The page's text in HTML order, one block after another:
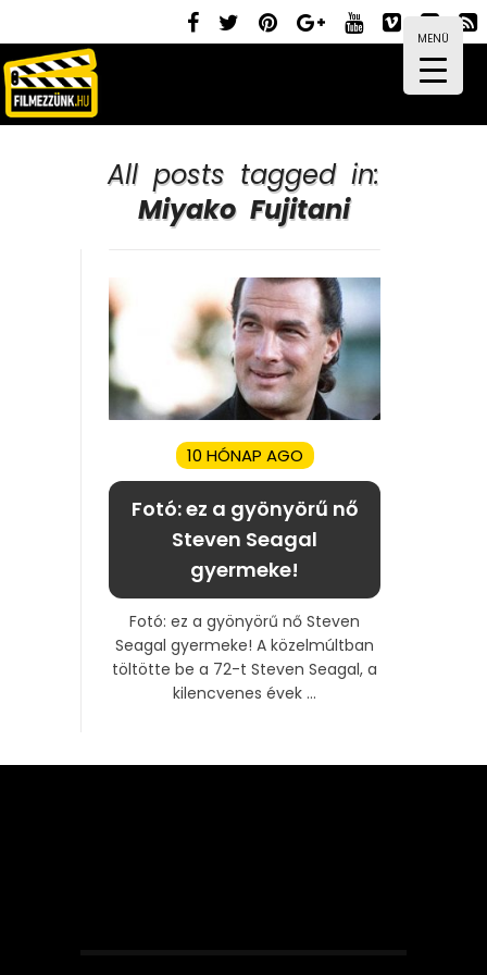
MENÜ
All posts tagged in:
Miyako Fujitani
10 HÓNAP AGO
Fotó: ez a gyönyörű nő
Steven Seagal
gyermeke!
Fotó: ez a gyönyörű nő Steven
Seagal gyermeke! A közelmúltban
töltötte be a 72-t Steven Seagal, a
kilencvenes évek ...